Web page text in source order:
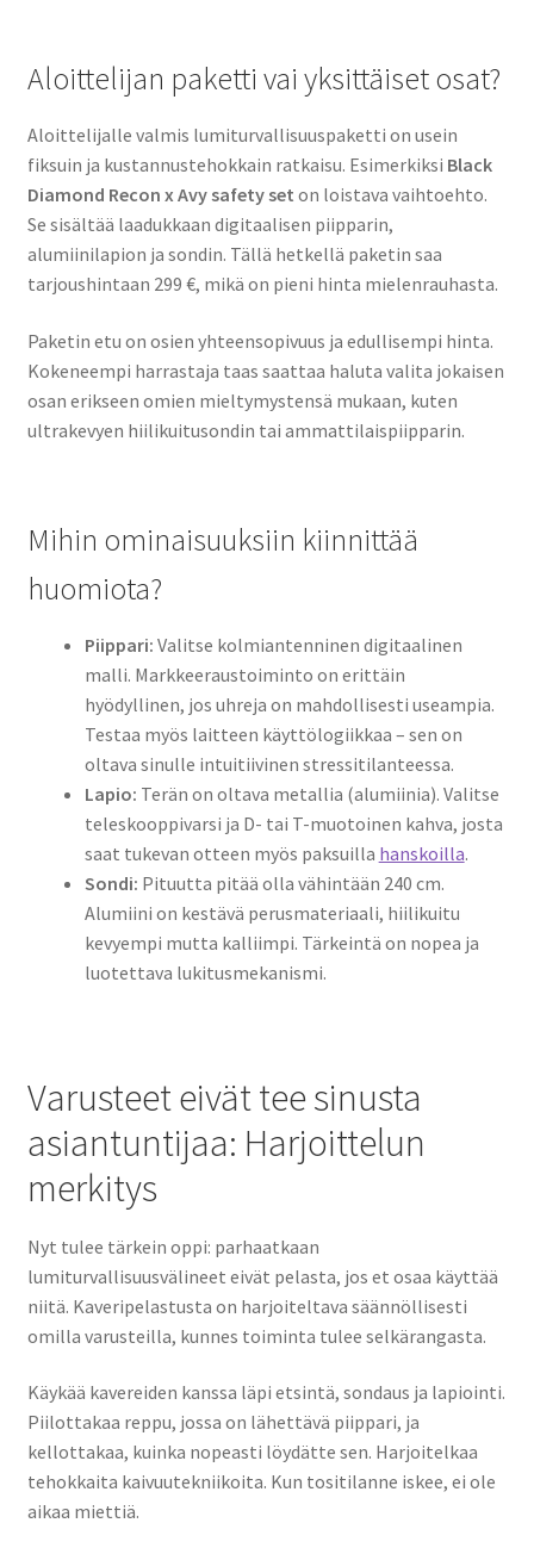
Aloittelijan paketti vai yksittäiset osat?
Aloittelijalle valmis lumiturvallisuuspaketti on usein
fiksuin ja kustannustehokkain ratkaisu. Esimerkiksi Black
Diamond Recon x Avy safety set on loistava vaihtoehto.
Se sisältää laadukkaan digitaalisen piipparin,
alumiinilapion ja sondin. Tällä hetkellä paketin saa
tarjoushintaan 299 €, mikä on pieni hinta mielenrauhasta.
Paketin etu on osien yhteensopivuus ja edullisempi hinta.
Kokeneempi harrastaja taas saattaa haluta valita jokaisen
osan erikseen omien mieltymystensä mukaan, kuten
ultrakevyen hiilikuitusondin tai ammattilaispiipparin.
Mihin ominaisuuksiin kiinnittää
huomiota?
Piippari: Valitse kolmiantenninen digitaalinen
malli. Markkeeraustoiminto on erittäin
hyödyllinen, jos uhreja on mahdollisesti useampia.
Testaa myös laitteen käyttölogiikkaa – sen on
oltava sinulle intuitiivinen stressitilanteessa.
Lapio: Terän on oltava metallia (alumiinia). Valitse
teleskooppivarsi ja D- tai T-muotoinen kahva, josta
saat tukevan otteen myös paksuilla hanskoilla.
Sondi: Pituutta pitää olla vähintään 240 cm.
Alumiini on kestävä perusmateriaali, hiilikuitu
kevyempi mutta kalliimpi. Tärkeintä on nopea ja
luotettava lukitusmekanismi.
Varusteet eivät tee sinusta
asiantuntijaa: Harjoittelun
merkitys
Nyt tulee tärkein oppi: parhaatkaan
lumiturvallisuusvälineet eivät pelasta, jos et osaa käyttää
niitä. Kaveripelastusta on harjoiteltava säännöllisesti
omilla varusteilla, kunnes toiminta tulee selkärangasta.
Käykää kavereiden kanssa läpi etsintä, sondaus ja lapiointi.
Piilottakaa reppu, jossa on lähettävä piippari, ja
kellottakaa, kuinka nopeasti löydätte sen. Harjoitelkaa
tehokkaita kaivuutekniikoita. Kun tositilanne iskee, ei ole
aikaa miettiä.